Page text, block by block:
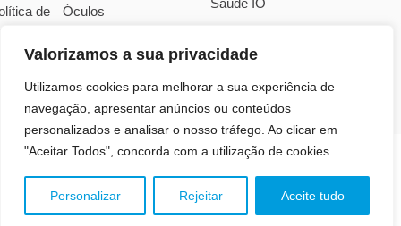
Valorizamos a sua privacidade
Utilizamos cookies para melhorar a sua experiência de
navegação, apresentar anúncios ou conteúdos
personalizados e analisar o nosso tráfego. Ao clicar em
"Aceitar Todos", concorda com a utilização de cookies.
Personalizar Rejeitar Aceite tudo
de
Legais
de
Óculos
Lentes
TODOS OS DIREITOS RESERVADOS | 2026 | CENTRO
ÓPTICO MODERNO